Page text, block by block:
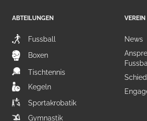
ABTEILUNGEN
Fussball
Boxen
Tischtennis
Kegeln
Sportakrobatik
Gymnastik
VEREIN
News